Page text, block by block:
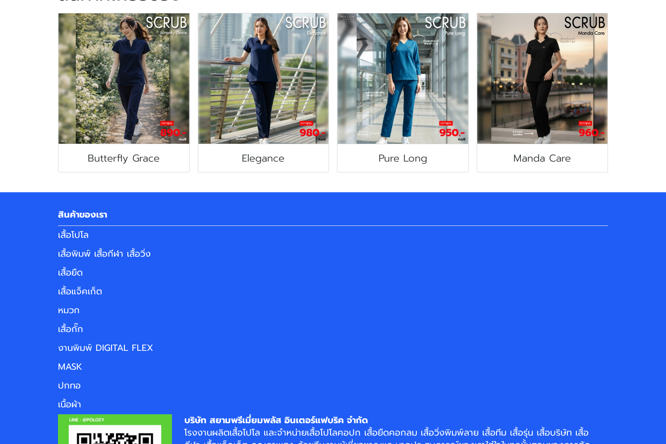
Butterfly Grace Elegance Pure Long Manda Care
สินค้าของเรา
เสื้อโปโล
เสื้อพิมพ์ เสื้อกีฬา เสื้อวิ่ง
เสื้อยืด
เสื้อแจ็คเก็ต
หมวก
เสื้อกั๊ก
งานพิมพ์ DIGITAL FLEX
MASK
ปกทอ
เนื้อผ้า
บริษัท สยามพรีเมี่ยมพลัส อินเตอร์แฟบริค จำกัด
โรงงานผลิตเสื้อโปโล และจำหน่ายเสื้อโปโลคอปก เสื้อยืดคอกลม เสื้อวิ่งพิมพ์ลาย เสื้อทีม เสื้อรุ่น เสื้อบริษัท เสื้อ